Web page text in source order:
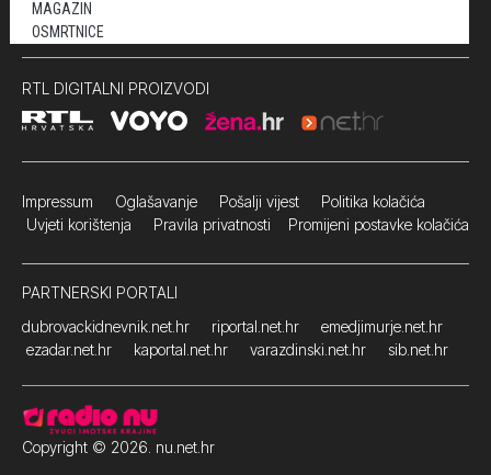
MAGAZIN
OSMRTNICE
RTL DIGITALNI PROIZVODI
Impressum Oglašavanje Pošalji vijest Politika kolačića
Uvjeti korištenja Pravila privatnosti Promijeni postavke kolačića
PARTNERSKI PORTALI
dubrovackidnevnik.net.hr
riportal.net.hr
emedjimurje.net.hr
ezadar.net.hr
kaportal.net.hr varazdinski.net.hr sib.net.hr
Copyright © 2026. nu.net.hr